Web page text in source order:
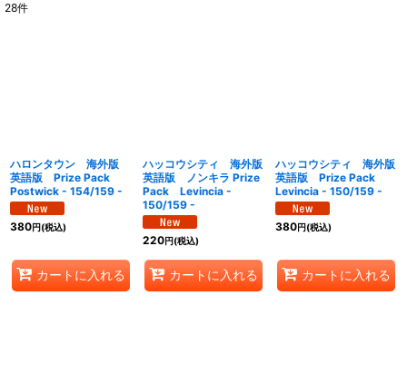
28件
ハロンタウン 海外版
英語版 Prize Pack
Postwick - 154/159 -
380円(税込)
カートに入れる
ハッコウシティ 海外版
英語版 ノンキラ Prize
Pack Levincia -
150/159 -
220円(税込)
カートに入れる
ハッコウシティ 海外版
英語版 Prize Pack
Levincia - 150/159 -
380円(税込)
カートに入れる